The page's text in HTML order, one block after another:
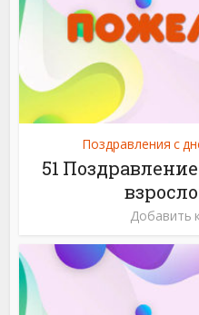
Поздравления с
51
Добавить